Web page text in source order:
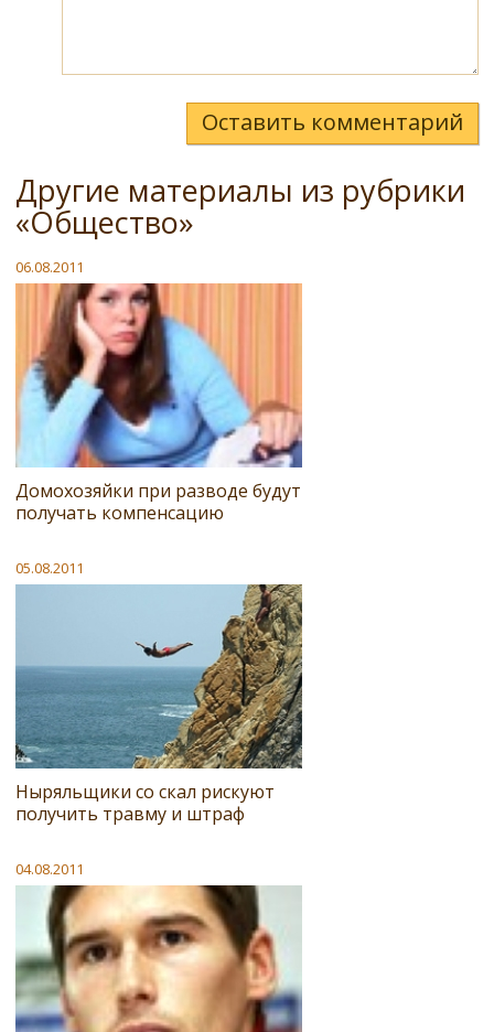
Оставить комментарий
Другие материалы из рубрики
«Общество»
06.08.2011
Домохозяйки при разводе будут
получать компенсацию
05.08.2011
Ныряльщики со скал рискуют
получить травму и штраф
04.08.2011